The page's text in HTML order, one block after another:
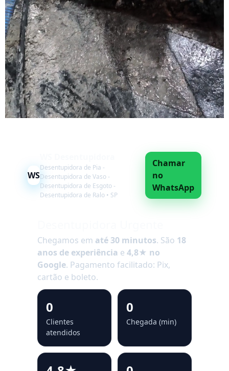
WS
Desentupidora de Pia -
Desentupidora de Vaso -
Desentupidora de Esgoto -
Desentupidora de Ralo • SP
Chamar
no
WhatsApp
Chegamos em até 30 minutos. São 18
anos de experiência e 4,8★ no
Google. Pagamento facilitado: Pix,
cartão e boleto.
0
Clientes
atendidos
0
Chegada (min)